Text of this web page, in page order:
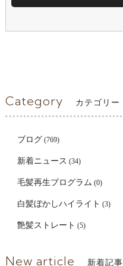
Category カテゴリー
ブログ (769)
新着ニュース (34)
毛髪再生プログラム (0)
白髪ぼかしハイライト (3)
艶髪ストレート (5)
New article 新着記事